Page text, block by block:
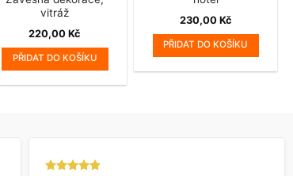
vitráž
220,00Kč
PŘIDAT DO KOŠÍKU
230,00 Kč
PŘIDAT DO KOŠÍKU